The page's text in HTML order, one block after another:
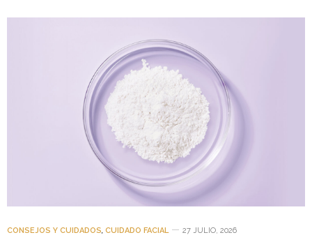
CONSEJOS Y CUIDADOS, CUIDADO FACIAL 27 JULIO, 2026